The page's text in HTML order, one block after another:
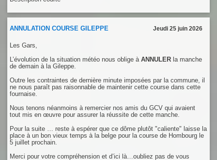
ANNULATION COURSE GILEPPE Jeudi 25 juin 2026
Les Gars,
L’évolution de la situation météo nous oblige à ANNULER la manche
de demain à la Gileppe.
Outre les contraintes de dernière minute imposées par la commune, il
ne nous paraît pas raisonnable de maintenir cette course dans cette
fournaise.
Nous tenons néanmoins à remercier nos amis du GCV qui avaient
tout mis en œuvre pour assurer la réussite de cette manche.
Pour la suite … reste à espérer que ce dôme plutôt "caliente" laisse la
place à un bon vieux temps à la belge pour la course de Hombourg le
5 juillet prochain.
Merci pour votre compréhension et d’ici là…oubliez pas de vous